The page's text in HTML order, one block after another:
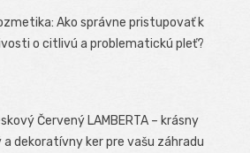
Ako správne pristupovať k
o citlivú a problematickú pleť?
Červený LAMBERTA – krásny
dekoratívny ker pre vašu záhradu